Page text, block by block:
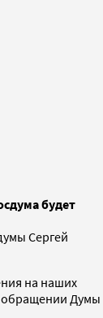
будет
Сергей
на наших
обращении Думы